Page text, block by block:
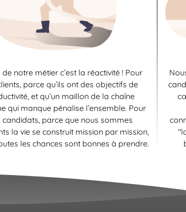
de notre métier c’est la réactivité ! Pour
parce qu’ils ont des objectifs de
et qu’un maillon de la chaîne
qui manque pénalise l’ensemble. Pour
candidats, parce que nous sommes
la vie se construit mission par mission,
les chances sont bonnes à prendre.